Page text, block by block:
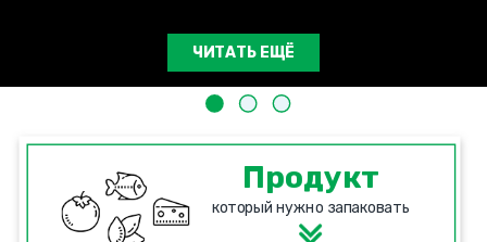
ЧИТАТЬ ЕЩЁ
Продукт
который нужно запаковать